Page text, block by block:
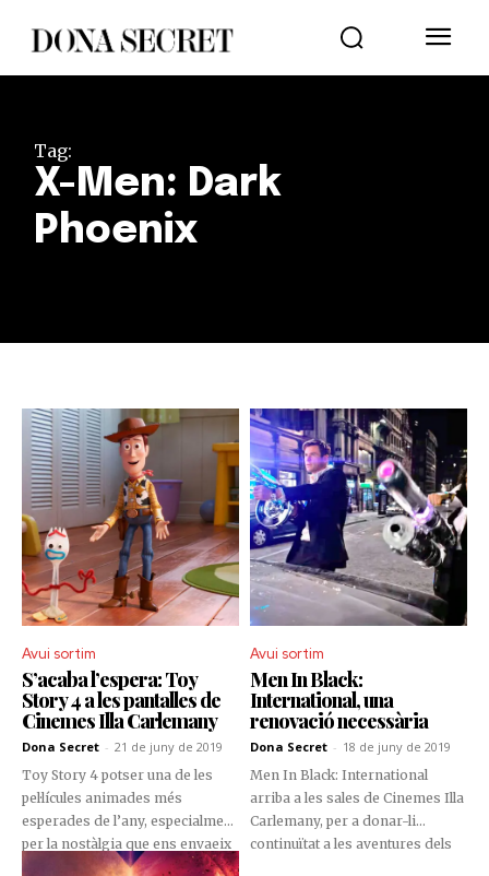
Tag:
X-Men: Dark
Phoenix
Avui sortim
S’acaba l’espera: Toy
Story 4 a les pantalles de
Cinemes Illa Carlemany
Dona Secret - 21 de juny de 2019
Toy Story 4 potser una de les
pel·lícules animades més
esperades de l’any, especialment
per la nostàlgia que ens envaeix
a tots aquells que hem seguit la
Avui sortim
Men In Black:
International, una
renovació necessària
Dona Secret - 18 de juny de 2019
Men In Black: International
arriba a les sales de Cinemes Illa
Carlemany, per a donar-li
continuïtat a les aventures dels